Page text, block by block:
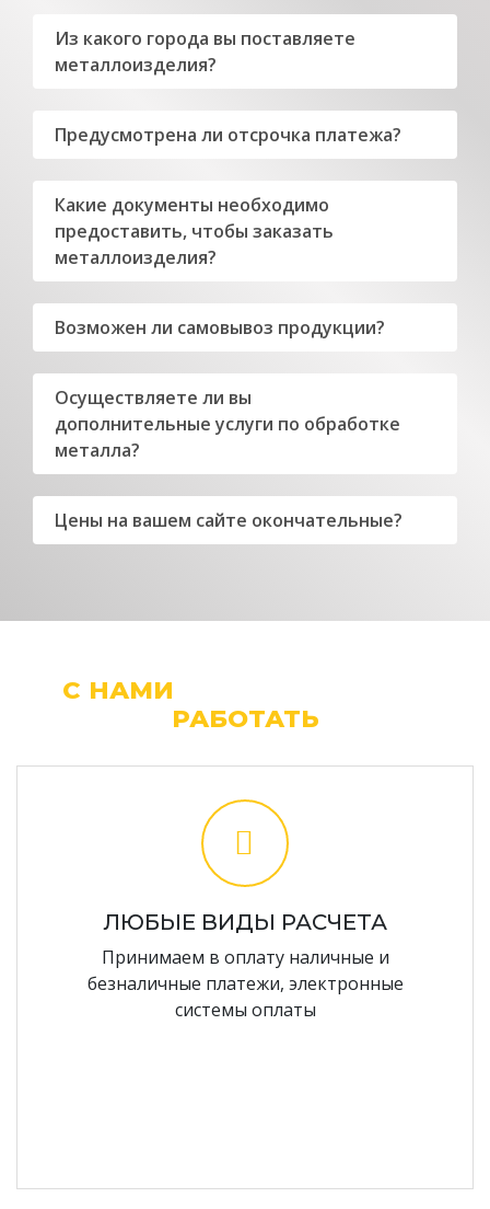
Из какого города вы поставляете
металлоизделия?
Предусмотрена ли отсрочка платежа?
Какие документы необходимо
предоставить, чтобы заказать
металлоизделия?
Возможен ли самовывоз продукции?
Осуществляете ли вы
дополнительные услуги по обработке
металла?
Цены на вашем сайте окончательные?
С НАМИ
РАБОТАТЬ
ЛЮБЫЕ ВИДЫ РАСЧЕТА
Принимаем в оплату наличные и
безналичные платежи, электронные
системы оплаты